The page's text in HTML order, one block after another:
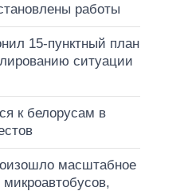
работы
15-пунктный план
ситуации
к белорусам в
масштабное